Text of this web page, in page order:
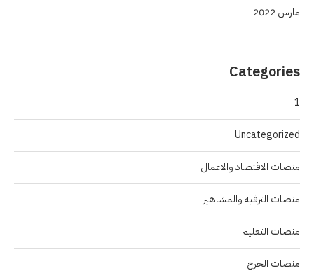
مارس 2022
Categories
1
Uncategorized
منصات الاقتصاد والاعمال
منصات الترفيه والمشاهير
منصات التعليم
منصات الخرج